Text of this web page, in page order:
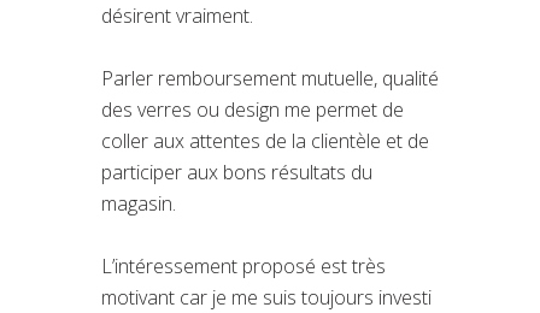
désirent vraiment.
Parler remboursement mutuelle, qualité
des verres ou design me permet de
coller aux attentes de la clientèle et de
participer aux bons résultats du
magasin.
L’intéressement proposé est très
motivant car je me suis toujours investi